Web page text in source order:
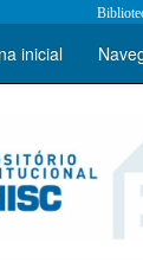
inicial